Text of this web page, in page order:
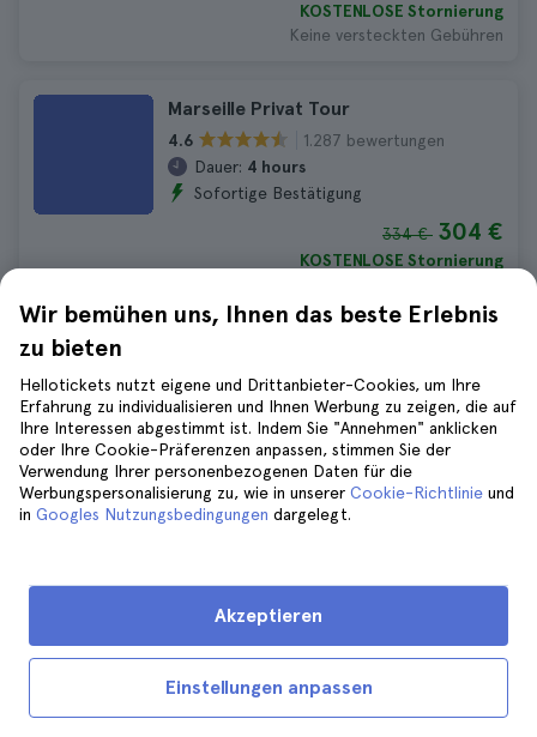
KOSTENLOSE Stornierung
Keine versteckten Gebühren
Marseille Privat Tour
4.6
1.287 bewertungen
Dauer: 4 hours
Sofortige Bestätigung
334 € 304 €
KOSTENLOSE Stornierung
4.5
524 bewertungen
Dauer: from 2 hours to 3 hours 30
minutes
Sofortige Bestätigung
37 €
Marseille Seitenwagen Tour
4.7
913 bewertungen
Dauer: 2 hours
Sofortige Bestätigung
Wir bemühen uns, Ihnen das beste Erlebnis
zu bieten
Hellotickets nutzt eigene und Drittanbieter-Cookies, um Ihre
Erfahrung zu individualisieren und Ihnen Werbung zu zeigen, die auf
Ihre Interessen abgestimmt ist. Indem Sie "Annehmen" anklicken
oder Ihre Cookie-Präferenzen anpassen, stimmen Sie der
Verwendung Ihrer personenbezogenen Daten für die
Werbungspersonalisierung zu, wie in unserer Cookie-Richtlinie und
in Googles Nutzungsbedingungen dargelegt.
Einstellungen anpassen
Akzeptieren